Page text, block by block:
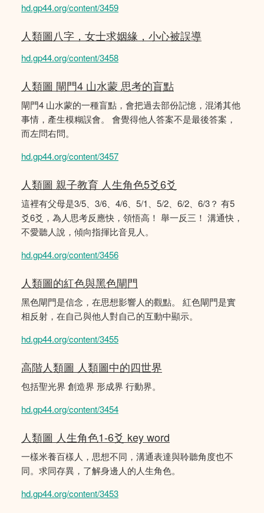
hd.gp44.org/content/3459
人類圖八字，女士求姻緣，小心被誤導
hd.gp44.org/content/3458
人類圖 閘門4 山水蒙 思考的盲點
閘門4 山水蒙的一種盲點，會把過去部份記憶，混淆其他
事情，產生模糊誤會。 會覺得他人答案不是最後答案，
而左問右問。
hd.gp44.org/content/3457
人類圖 親子教育 人生角色5爻6爻
這裡有父母是3/5、3/6、4/6、5/1、5/2、6/2、6/3？ 有5
爻6爻，為人思考反應快，領悟高！ 舉一反三！ 溝通快，
不愛聽人說，傾向指揮比音見人。
hd.gp44.org/content/3456
人類圖的紅色與黑色閘門
黑色閘門是信念，在思想影響人的觀點。 紅色閘門是實
相反射，在自己與他人對自己的互動中顯示。
hd.gp44.org/content/3455
高階人類圖 人類圖中的四世界
包括聖光界 創造界 形成界 行動界。
hd.gp44.org/content/3454
人類圖 人生角色1-6爻 key word
一樣米養百樣人，思想不同，溝通表達與聆聽角度也不
同。求同存異，了解身邊人的人生角色。
hd.gp44.org/content/3453